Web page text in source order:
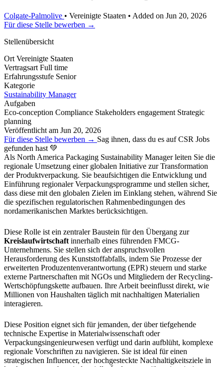
Colgate-Palmolive • Vereinigte Staaten • Added on Jun 20, 2026
Für diese Stelle bewerben →
Stellenübersicht
Ort Vereinigte Staaten
Vertragsart Full time
Erfahrungsstufe Senior
Kategorie
Sustainability Manager
Aufgaben
Eco-conception Compliance Stakeholders engagement Strategic
planning
Veröffentlicht am Jun 20, 2026
Für diese Stelle bewerben → Sag ihnen, dass du es auf CSR Jobs
gefunden hast 💚
Als North America Packaging Sustainability Manager leiten Sie die
regionale Umsetzung einer globalen Initiative zur Transformation
der Produktverpackung. Sie beaufsichtigen die Entwicklung und
Einführung regionaler Verpackungsprogramme und stellen sicher,
dass diese mit den globalen Zielen im Einklang stehen, während Sie
die spezifischen regulatorischen Rahmenbedingungen des
nordamerikanischen Marktes berücksichtigen.
Diese Rolle ist ein zentraler Baustein für den Übergang zur
Kreislaufwirtschaft innerhalb eines führenden FMCG-
Unternehmens. Sie stellen sich der anspruchsvollen
Herausforderung des Kunststoffabfalls, indem Sie Prozesse der
erweiterten Produzentenverantwortung (EPR) steuern und starke
externe Partnerschaften mit NGOs und Mitgliedern der Recycling-
Wertschöpfungskette aufbauen. Ihre Arbeit beeinflusst direkt, wie
Millionen von Haushalten täglich mit nachhaltigen Materialien
interagieren.
Diese Position eignet sich für jemanden, der über tiefgehende
technische Expertise in Materialwissenschaft oder
Verpackungsingenieurwesen verfügt und darin aufblüht, komplexe
regionale Vorschriften zu navigieren. Sie ist ideal für einen
strategischen Influencer, der hochgesteckte Nachhaltigkeitsziele in